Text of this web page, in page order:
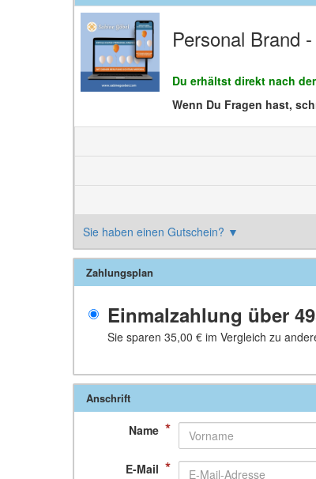
Personal Brand
Du erhältst direkt nach
Wenn Du Fragen hast,
Sie haben einen Gutschein? ▼
Zahlungsplan
Einmalzahlung über
Sie sparen 35,00 € im Vergleich zu
Anschrift
Name *
E-Mail *